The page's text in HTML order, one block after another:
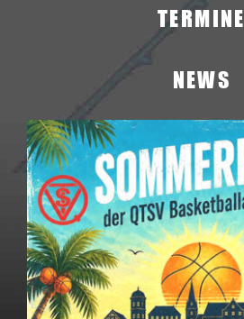
TERMINE
NEWS